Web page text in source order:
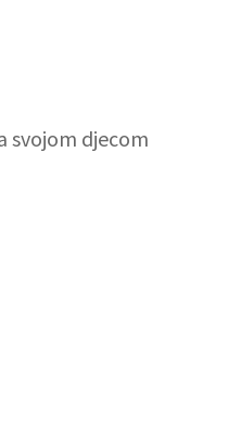
svojom djecom